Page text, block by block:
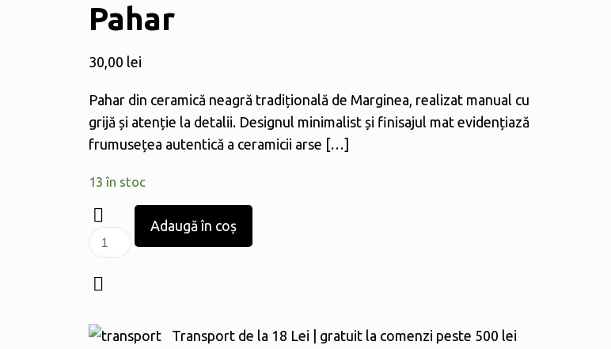
Pahar
30,00 lei
Pahar din ceramică neagră tradițională de Marginea, realizat manual cu
grijă și atenție la detalii. Designul minimalist și finisajul mat evidențiază
frumusețea autentică a ceramicii arse […]
13 în stoc
Cantitate
Adaugă în coș
Transport de la 18 Lei | gratuit la comenzi peste 500 lei